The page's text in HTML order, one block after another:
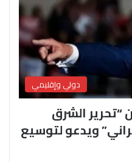
دولي وإقليمي
“تحرير الشرق
ويدعو لتوسيع